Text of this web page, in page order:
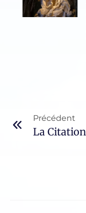
Précédent